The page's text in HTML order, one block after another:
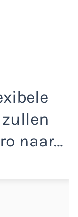
naar…